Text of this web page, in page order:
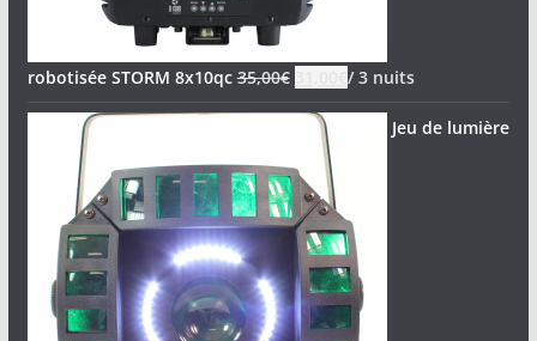
robotisée STORM 8x10qc 35,00€ / 3 nuits
Jeu de lumière